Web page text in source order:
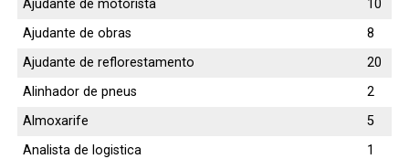
Ajudante de motorista
10
Ajudante de obras
8
Ajudante de reflorestamento
20
Alinhador de pneus
2
Almoxarife
5
Analista de logistica
1